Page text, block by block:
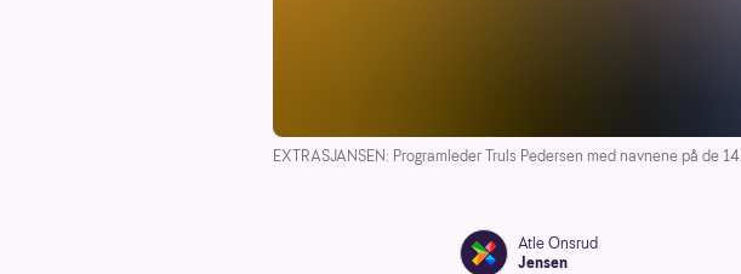
EXTRASJANSEN: Programleder Truls Pedersen med navnene på de
Atle Onsrud
Jensen